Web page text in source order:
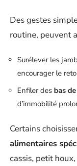
Des gestes
routine, peuvent
Surélever les
encourager le
Enfiler des bas
d’immobilité
Certains
alimentaires
cassis, petit